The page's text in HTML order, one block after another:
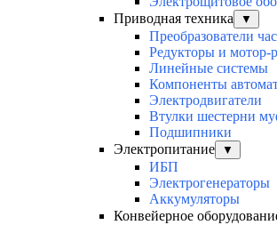
Приводная техника
▼
Преобразователи
Редукторы и мотор-
Линейные системы
Компоненты
Электродвигатели
Втулки шестерни
Подшипники
Электропитание
▼
ИБП
Электрогенераторы
Аккумуляторы
Конвейерное